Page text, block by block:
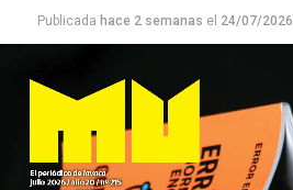
Publicada hace 2 semanas el 24/07/2026